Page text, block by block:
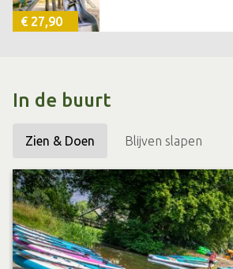
€ 27,90
In de buurt
Zien & Doen Blijven slapen